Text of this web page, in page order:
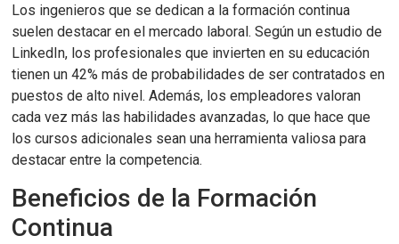
Los ingenieros que se dedican a la formación continua
suelen destacar en el mercado laboral. Según un estudio de
LinkedIn, los profesionales que invierten en su educación
tienen un 42% más de probabilidades de ser contratados en
puestos de alto nivel. Además, los empleadores valoran
cada vez más las habilidades avanzadas, lo que hace que
los cursos adicionales sean una herramienta valiosa para
destacar entre la competencia.
Beneficios de la Formación
Continua